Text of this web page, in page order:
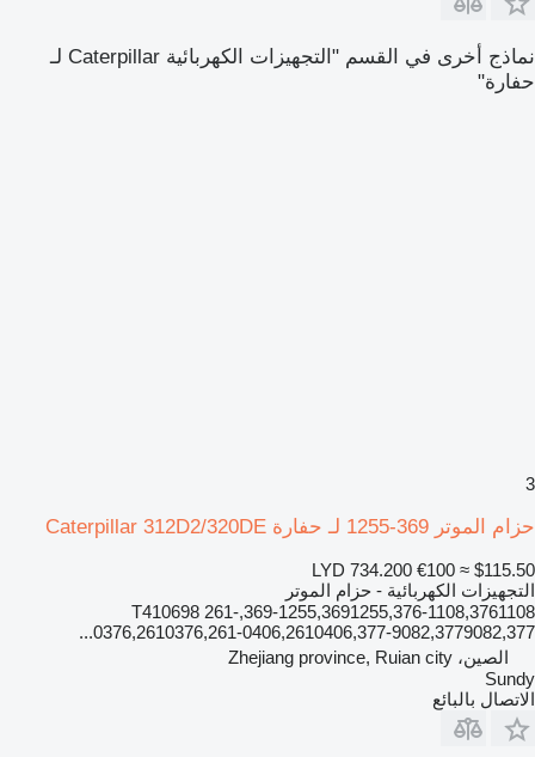
نماذج أخرى في القسم "التجهيزات الكهربائية Caterpillar لـ
حفارة"
3
حزام الموتر 369-1255 لـ حفارة Caterpillar 312D2/320DE
LYD 734.200 €100 ≈ $115.50
التجهيزات الكهربائية - حزام الموتر
369-1255,3691255,376-1108,3761108,T410698 261-
0376,2610376,261-0406,2610406,377-9082,3779082,377...
الصين، Zhejiang province, Ruian city
Sundy
الاتصال بالبائع